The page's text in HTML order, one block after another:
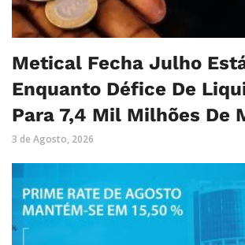
Metical Fecha Julho
Enquanto Défice De
Para 7,4 Mil Milhões De
3 de Agosto, 2026